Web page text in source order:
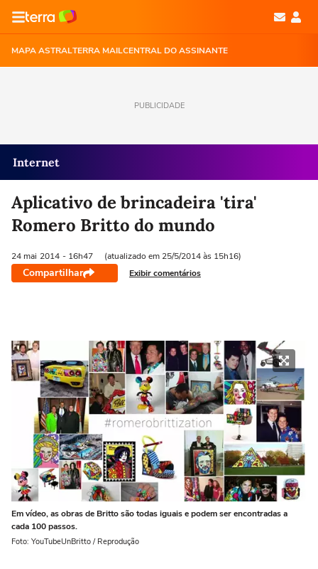
MAPA ASTRALTERRA MAILCENTRAL DO ASSINANTE
PUBLICIDADE
Internet
Aplicativo de brincadeira 'tira'
Romero Britto do mundo
24 mai 2014 - 16h47 (atualizado em 25/5/2014 às 15h16)
Compartilhar Exibir comentários
Em vídeo, as obras de Britto são todas iguais e podem ser encontradas a
cada 100 passos.
Foto: YouTubeUnBritto / Reprodução